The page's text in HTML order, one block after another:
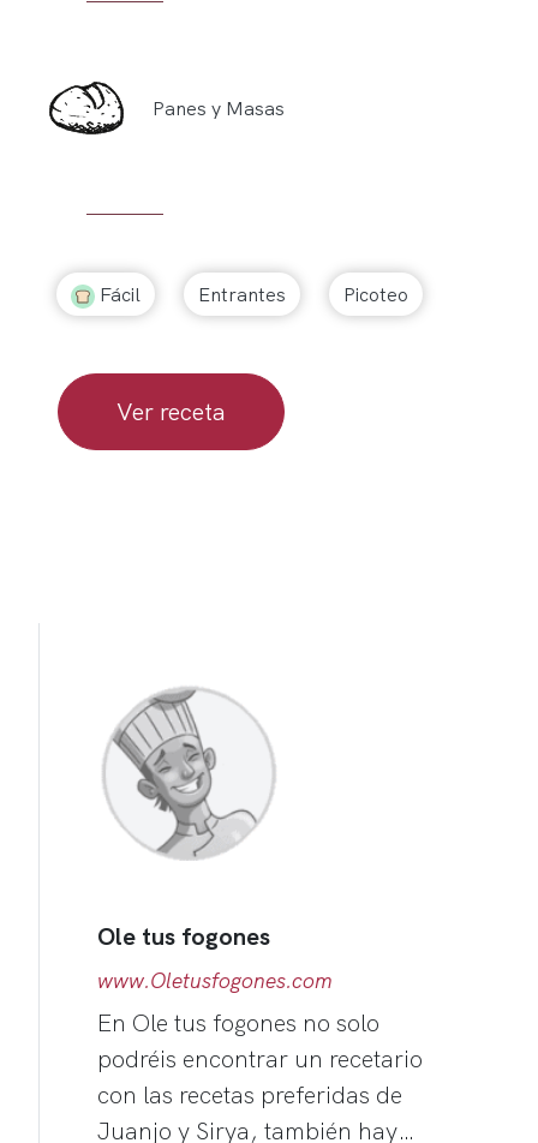
Panes y Masas
Fácil Entrantes Picoteo
Ver receta
Ole tus fogones
www.Oletusfogones.com
En Ole tus fogones no solo
podréis encontrar un recetario
con las recetas preferidas de
Juanjo y Sirya, también hay…